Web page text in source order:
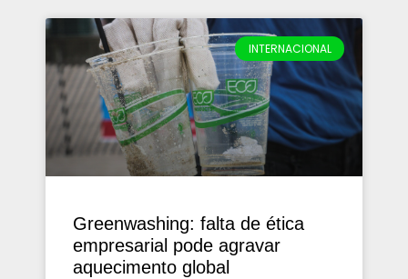
INTERNACIONAL
Greenwashing: falta de ética
empresarial pode agravar
aquecimento global